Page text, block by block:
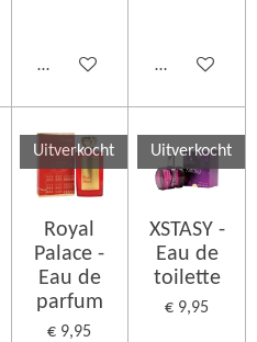
de hoogte
Houd mij op de hoogteHoud mij op
Uitverkocht
Royal
Palace -
Eau de
parfum
€ 9,95
Uitverkocht
XSTASY -
Eau de
toilette
€ 9,95